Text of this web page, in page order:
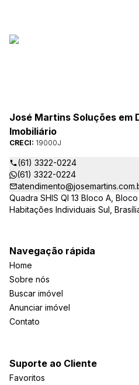
José Martins Soluções em
Imobiliário
CRECI: 19000J
(61) 3322-0224
(61) 3322-0224
Quadra SHIS QI 13 Bloco A,
Habitações Individuais Sul,
Navegação rápida
Home
Sobre nós
Buscar imóvel
Anunciar imóvel
Contato
Suporte ao Cliente
Favoritos